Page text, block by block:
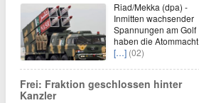
Riad/Mekka (dpa) -
Inmitten wachsender
Spannungen am Golf
haben die Atommacht
[…] (02)
Frei: Fraktion geschlossen hinter
Kanzler